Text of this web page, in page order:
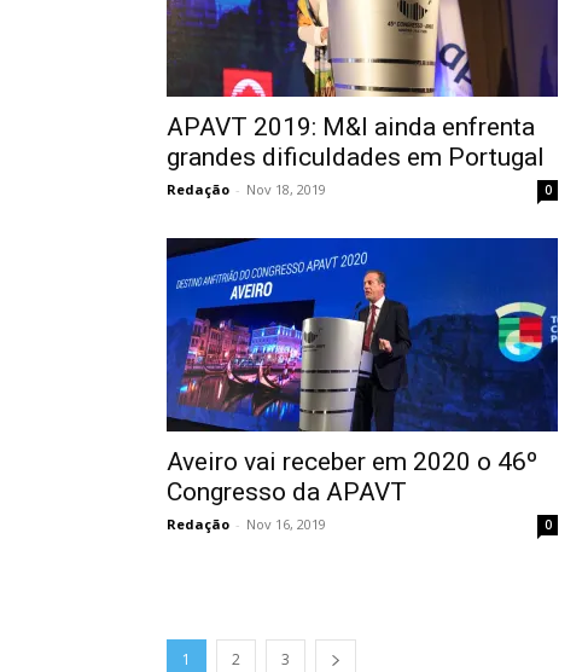
APAVT 2019: M&I ainda enfrenta
grandes dificuldades em Portugal
Redação - Nov 18, 2019 0
Aveiro vai receber em 2020 o 46º
Congresso da APAVT
Redação - Nov 16, 2019 0
1 2 3